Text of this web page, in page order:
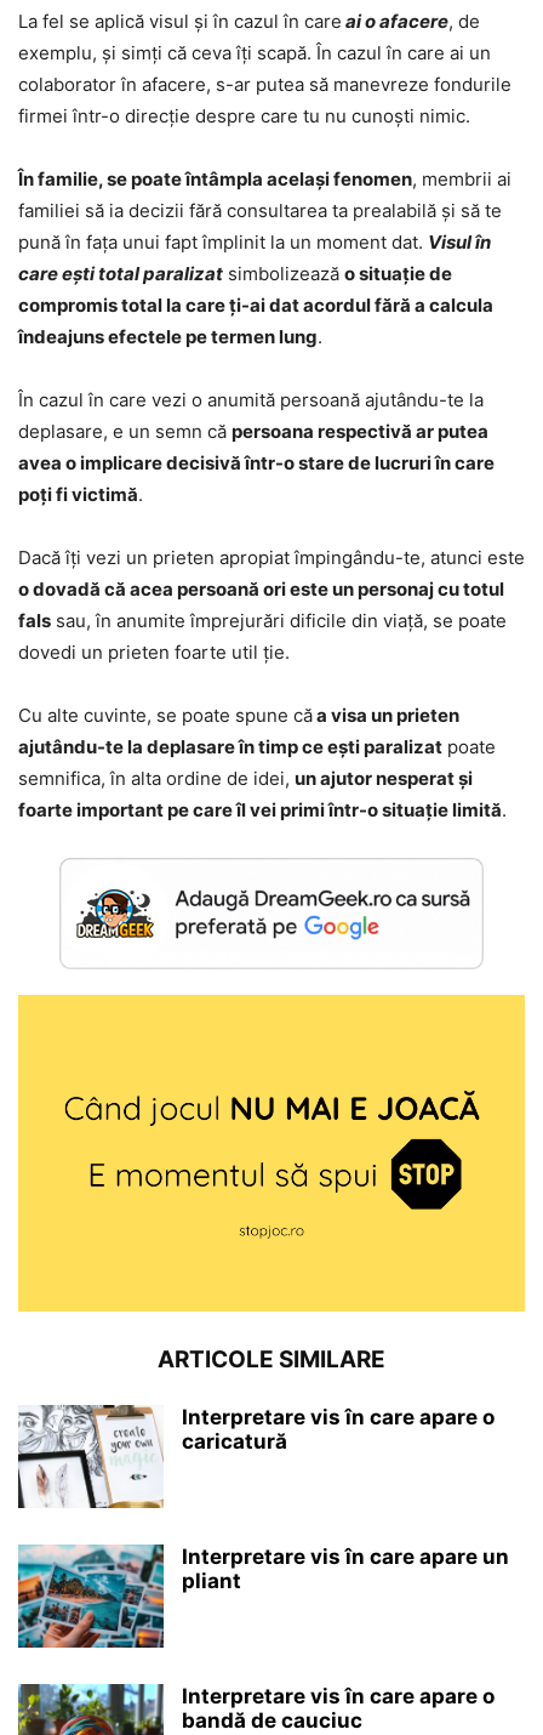
La fel se aplică visul și în cazul în care ai o afacere, de
exemplu, și simți că ceva îți scapă. În cazul în care ai un
colaborator în afacere, s-ar putea să manevreze fondurile
firmei într-o direcție despre care tu nu cunoști nimic.
În familie, se poate întâmpla același fenomen, membrii ai
familiei să ia decizii fără consultarea ta prealabilă și să te
pună în fața unui fapt împlinit la un moment dat. Visul în
care ești total paralizat simbolizează o situație de
compromis total la care ți-ai dat acordul fără a calcula
îndeajuns efectele pe termen lung.
În cazul în care vezi o anumită persoană ajutându-te la
deplasare, e un semn că persoana respectivă ar putea
avea o implicare decisivă într-o stare de lucruri în care
poți fi victimă.
Dacă îți vezi un prieten apropiat împingându-te, atunci este
o dovadă că acea persoană ori este un personaj cu totul
fals sau, în anumite împrejurări dificile din viață, se poate
dovedi un prieten foarte util ție.
Cu alte cuvinte, se poate spune căa visa un prieten
ajutându-te la deplasare în timp ce ești paralizat poate
semnifica, în alta ordine de idei, un ajutor nesperat și
foarte important pe care îl vei primi într-o situație limită.
ARTICOLE SIMILARE
Interpretare vis în care apare o
caricatură
Interpretare vis în care apare un
pliant
Interpretare vis în care apare o
bandă de cauciuc